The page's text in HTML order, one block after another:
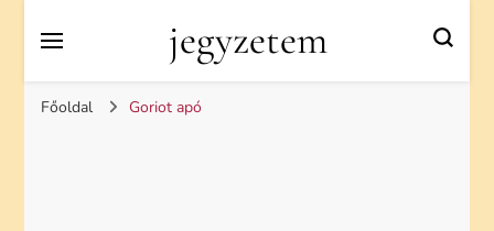
jegyzetem
Főoldal Goriot apó